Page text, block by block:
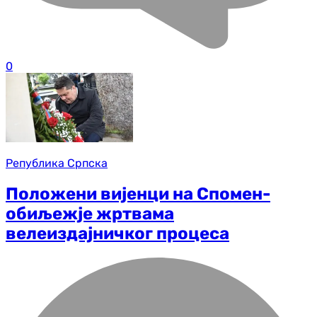
0
Република Српска
Положени вијенци на Спомен-
обиљежје жртвама
велеиздајничког процеса